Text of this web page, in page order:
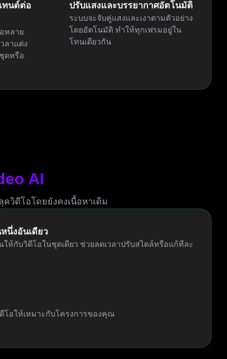
ทนต์ต่อ
หลาย
ลาแต่ง
ดหรือ
ปรับแสงและบรรยากาศอัตโนมัติ
ระบบจะจับคู่แสงและเงาตามตัวอย่าง
โดยอัตโนมัติ ทำให้ทุกเฟรมอยู่ใน
โทนเดียวกัน
AI
วิดีโอโดยยังคงเนื้อหาเดิม
นึ่งอันเดียว
ให้กับวิดีโอในชุดเดียว ช่วยลดเวลาปรับสไตล์หรือแก้ทีละ
โอให้เหมาะกับโครงการของคุณ